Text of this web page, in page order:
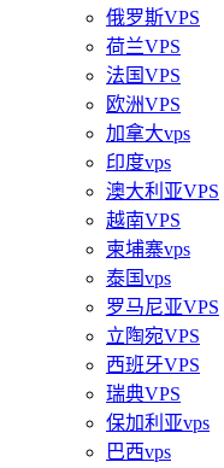
俄罗斯VPS
荷兰VPS
法国VPS
欧洲VPS
加拿大vps
印度vps
澳大利亚VPS
越南VPS
柬埔寨vps
泰国vps
罗马尼亚VPS
立陶宛VPS
西班牙VPS
瑞典VPS
保加利亚vps
巴西vps